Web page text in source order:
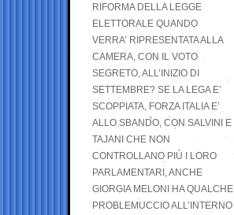
RIFORMA DELLA LEGGE
ELETTORALE QUANDO
VERRA’ RIPRESENTATA ALLA
CAMERA, CON IL VOTO
SEGRETO, ALL’INIZIO DI
SETTEMBRE? SE LA LEGA E’
SCOPPIATA, FORZA ITALIA E’
ALLO SBANDO, CON SALVINI E
TAJANI CHE NON
CONTROLLANO PIÙ I LORO
PARLAMENTARI, ANCHE
GIORGIA MELONI HA QUALCHE
PROBLEMUCCIO ALL’INTERNO